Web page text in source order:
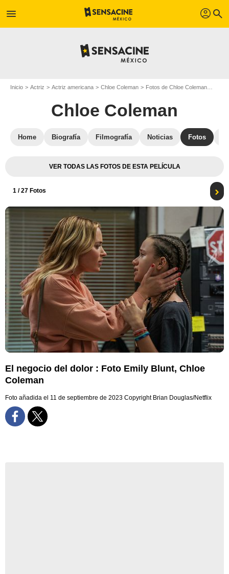
menu profil search
Inicio Actriz Actriz americana Chloe Coleman Fotos de Chloe Coleman
Chloe Coleman
Home Biografía Filmografía Noticias Fotos
VER TODAS LAS FOTOS DE ESTA PELÍCULA
1 / 27 Fotos
El negocio del dolor : Foto Emily Blunt, Chloe
Coleman
Foto añadida el 11 de septiembre de 2023 Copyright Brian Douglas/Netflix